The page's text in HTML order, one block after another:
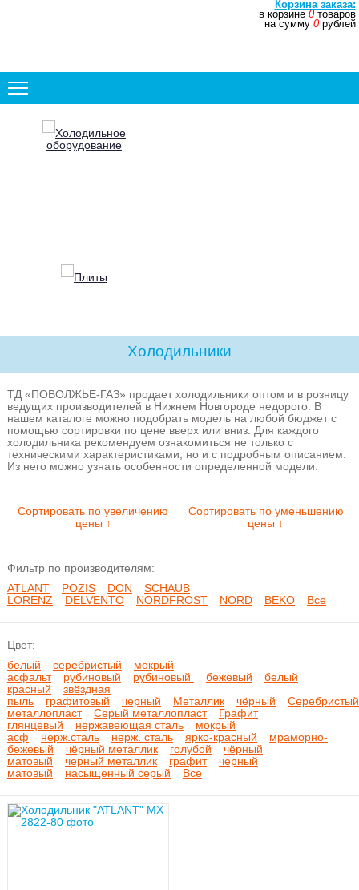
Корзина заказа:
в корзине 0товаров
на сумму 0рублей
Холодильное
оборудование
Плиты
Стиральные
машины
Посудомоечные
машины
Встраиваемые
духовые шкафы
Холодильники
ТД «ПОВОЛЖЬЕ-ГАЗ» продает холодильники оптом и в розницу
ведущих производителей в Нижнем Новгороде недорого. В
нашем каталоге можно подобрать модель на любой бюджет с
помощью сортировки по цене вверх или вниз. Для каждого
холодильника рекомендуем ознакомиться не только с
техническими характеристиками, но и с подробным описанием.
Из него можно узнать особенности определенной модели.
Сортировать по увеличению
цены ↑
Сортировать по уменьшению
цены ↓
Фильтр по производителям:
ATLANT
POZIS DON
SCHAUB
LORENZ
DELVENTO NORDFROST NORD BEKO Все
Цвет:
белый
серебристый
мокрый
асфальт
рубиновый рубиновый бежевый
белый
красный
звёздная
пыль
графитовый черный Металлик чёрный
Серебристый
металлопласт
Серый металлопласт
Графит
глянцевый
нержавеющая сталь
мокрый
асф
нерж.сталь нерж. сталь ярко-красный
мраморно-
бежевый
чёрный металлик голубой
чёрный
матовый
черный металлик графит
черный
матовый
насыщенный серый Все